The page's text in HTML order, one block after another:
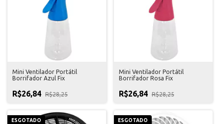
Mini Ventilador Portátil
Borrifador Azul Fix
R$26,84 R$28,25
Mini Ventilador Portátil
Borrifador Rosa Fix
R$26,84 R$28,25
ESGOTADO ESGOTADO